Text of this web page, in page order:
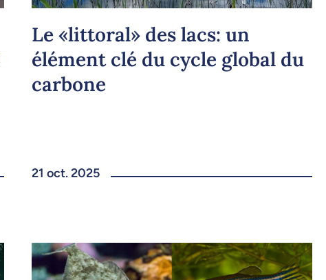
Le «littoral» des lacs: un
élément clé du cycle global du
carbone
21 oct. 2025